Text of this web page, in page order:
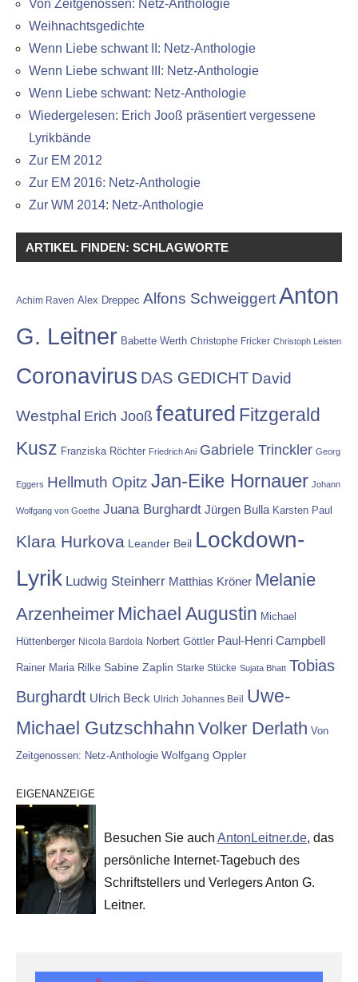
Von Zeitgenossen: Netz-Anthologie
Weihnachtsgedichte
Wenn Liebe schwant II: Netz-Anthologie
Wenn Liebe schwant III: Netz-Anthologie
Wenn Liebe schwant: Netz-Anthologie
Wiedergelesen: Erich Jooß präsentiert vergessene
Lyrikbände
Zur EM 2012
Zur EM 2016: Netz-Anthologie
Zur WM 2014: Netz-Anthologie
ARTIKEL FINDEN: SCHLAGWORTE
Achim Raven Alex Dreppec Alfons SchweiggertAnton
G. Leitner Babette Werth Christophe Fricker Christoph Leisten
Coronavirus DAS GEDICHT David
Westphal Erich Jooß featured Fitzgerald
Kusz Franziska Röchter Friedrich Ani Gabriele Trinckler Georg
Eggers Hellmuth Opitz Jan-Eike Hornauer Johann
Wolfgang von Goethe Juana Burghardt Jürgen Bulla Karsten Paul
Klara Hurkova Leander Beil Lockdown-
Lyrik Ludwig Steinherr Matthias Kröner Melanie
Arzenheimer Michael Augustin Michael
Hüttenberger Nicola Bardola Norbert Göttler Paul-Henri Campbell
Rainer Maria Rilke Sabine Zaplin Starke Stücke Sujata Bhatt Tobias
Burghardt Ulrich Beck Ulrich Johannes Beil
Uwe-
Michael Gutzschhahn Volker Derlath Von
Zeitgenossen: Netz-Anthologie Wolfgang Oppler
EIGENANZEIGE
Besuchen Sie auch AntonLeitner.de, das
persönliche Internet-Tagebuch des
Schriftstellers und Verlegers Anton G.
Leitner.